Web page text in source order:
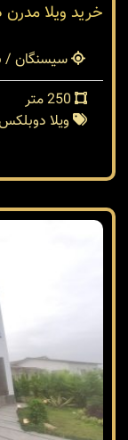
خرید ویلا
سیسنگان
ویلا